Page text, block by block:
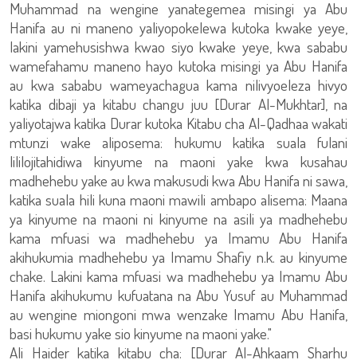
Muhammad na wengine yanategemea misingi ya Abu
Hanifa au ni maneno yaliyopokelewa kutoka kwake yeye,
lakini yamehusishwa kwao siyo kwake yeye, kwa sababu
wamefahamu maneno hayo kutoka misingi ya Abu Hanifa
au kwa sababu wameyachagua kama nilivyoeleza hivyo
katika dibaji ya kitabu changu juu [Durar Al-Mukhtar], na
yaliyotajwa katika Durar kutoka Kitabu cha Al-Qadhaa wakati
mtunzi wake aliposema: hukumu katika suala fulani
lililojitahidiwa kinyume na maoni yake kwa kusahau
madhehebu yake au kwa makusudi kwa Abu Hanifa ni sawa,
katika suala hili kuna maoni mawili ambapo alisema: Maana
ya kinyume na maoni ni kinyume na asili ya madhehebu
kama mfuasi wa madhehebu ya Imamu Abu Hanifa
akihukumia madhehebu ya Imamu Shafiy n.k. au kinyume
chake. Lakini kama mfuasi wa madhehebu ya Imamu Abu
Hanifa akihukumu kufuatana na Abu Yusuf au Muhammad
au wengine miongoni mwa wenzake Imamu Abu Hanifa,
basi hukumu yake sio kinyume na maoni yake."
Ali Haider katika kitabu cha: [Durar Al-Ahkaam Sharhu